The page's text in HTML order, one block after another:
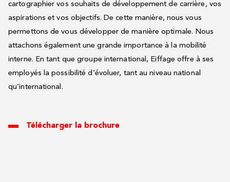
cartographier vos souhaits de développement de carrière, vos
aspirations et vos objectifs. De cette manière, nous vous
permettons de vous développer de manière optimale. Nous
attachons également une grande importance à la mobilité
interne. En tant que groupe international, Eiffage offre à ses
employés la possibilité d’évoluer, tant au niveau national
qu’international.
Télécharger la brochure